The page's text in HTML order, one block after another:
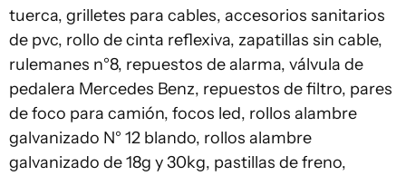
tuerca, grilletes para cables, accesorios sanitarios
de pvc, rollo de cinta reflexiva, zapatillas sin cable,
rulemanes n°8, repuestos de alarma, válvula de
pedalera Mercedes Benz, repuestos de filtro, pares
de foco para camión, focos led, rollos alambre
galvanizado N° 12 blando, rollos alambre
galvanizado de 18g y 30kg, pastillas de freno,